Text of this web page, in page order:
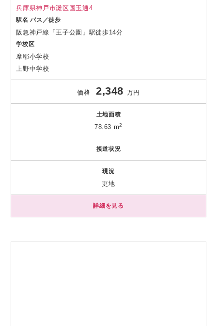
兵庫県神戸市灘区国玉通4
駅名 バス／徒歩
阪急神戸線「王子公園」駅徒歩14分
学校区
摩耶小学校
上野中学校
価格 2,348 万円
土地面積
78.63 m2
接道状況
現況
更地
詳細を見る